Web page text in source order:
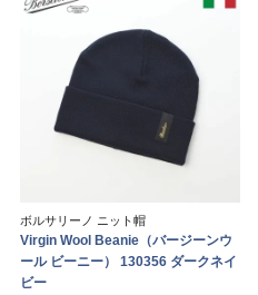
ボルサリーノ ニット帽
Virgin Wool Beanie（バージーンウ
ール ビーニー） 130356 ダークネイ
ビー